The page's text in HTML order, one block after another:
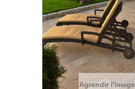
Agrandir l'image